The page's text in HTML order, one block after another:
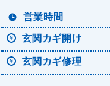
営業時間
玄関カギ開け
玄関カギ修理